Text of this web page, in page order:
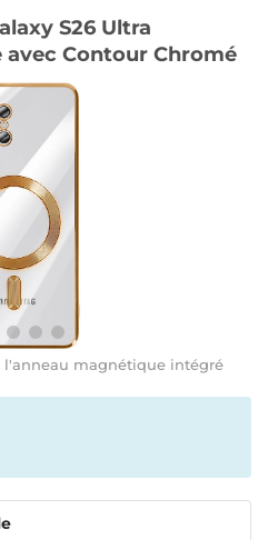
S26 Ultra
avec Contour Chromé
l'anneau magnétique intégré